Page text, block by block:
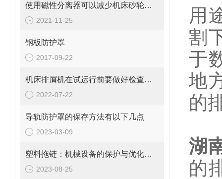
使用磁性分离器可以减少机床砂轮修正的次数
2021-11-25
钢板防护罩
2017-09-22
机床排屑机在试运行前要做好检查工作
2022-07-22
导轨防护罩的保存方法有以下几点
2023-03-09
塑料拖链：机械设备的保护与优化装置
2023-08-25
用
割
于
地
的
湖
的